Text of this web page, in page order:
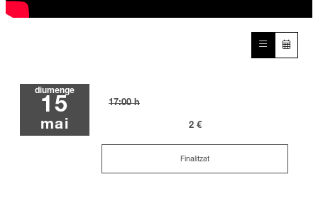
diumenge
15
mai
17:00 h
2 €
Finalitzat